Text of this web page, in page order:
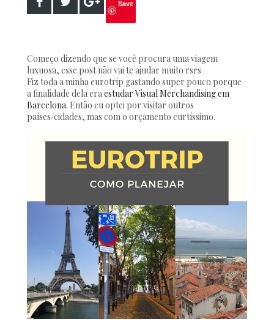
Save
Começo dizendo que se você procura uma viagem
luxuosa, esse post não vai te ajudar muito rsrs
Fiz toda a minha eurotrip gastando super pouco porque
a finalidade dela eraestudar Visual Merchandising em
Barcelona. Então eu optei por visitar outros
países/cidades, mas com o orçamento curtíssimo.